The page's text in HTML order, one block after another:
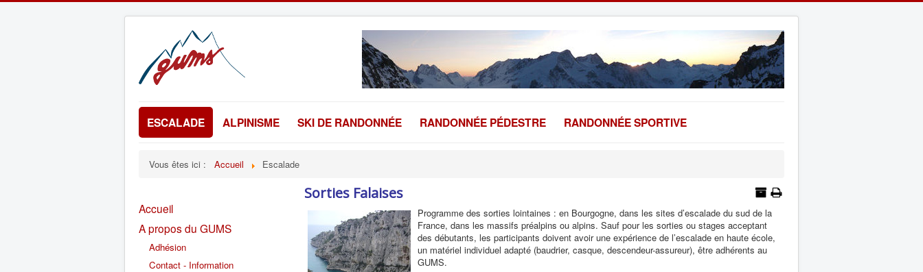
ESCALADE ALPINISME SKI DE RANDONNÉE RANDONNÉE PÉDESTRE RANDONNÉE SPORTIVE
Vous êtes ici : Accueil Escalade
Accueil
A propos du GUMS
Adhésion
Contact - Information
Sorties Falaises
Programme des sorties lointaines : en Bourgogne, dans les sites d’escalade du sud de la
France, dans les massifs préalpins ou alpins. Sauf pour les sorties ou stages acceptant
des débutants, les participants doivent avoir une expérience de l’escalade en haute école,
un matériel individuel adapté (baudrier, casque, descendeur-assureur), être adhérents au
GUMS.